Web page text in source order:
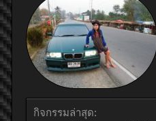
กิจกรรมล่าสุด: